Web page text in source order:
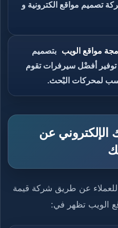
تصميم مواقع الكترونية و
مواقع الويب
بتصميم
أفضْل سيرفرات تقوم
لمحركات البْحث.
الإلكتروني عن
للعملاء عن طريق شركة قيمة
الويب تظهر في: